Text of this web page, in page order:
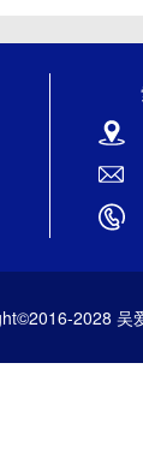
2028 吴